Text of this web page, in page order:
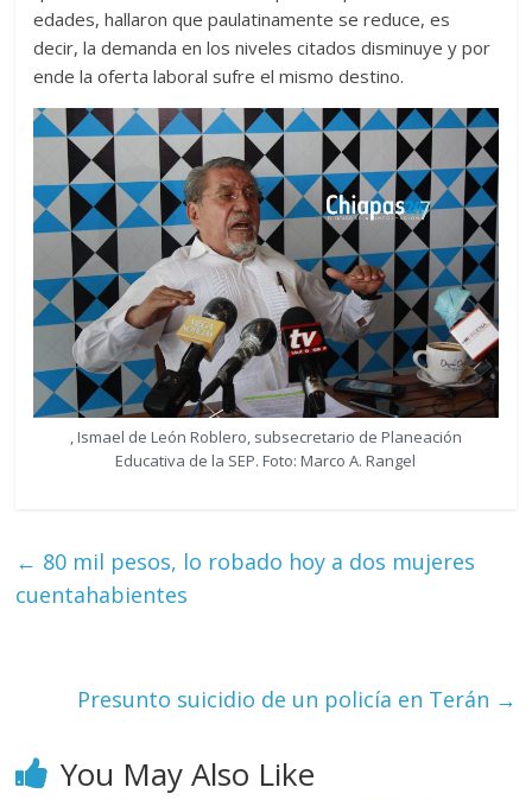
edades, hallaron que paulatinamente se reduce, es
decir, la demanda en los niveles citados disminuye y por
ende la oferta laboral sufre el mismo destino.
, Ismael de León Roblero, subsecretario de Planeación
Educativa de la SEP. Foto: Marco A. Rangel
← 80 mil pesos, lo robado hoy a dos mujeres
cuentahabientes
Presunto suicidio de un policía en Terán →
You May Also Like